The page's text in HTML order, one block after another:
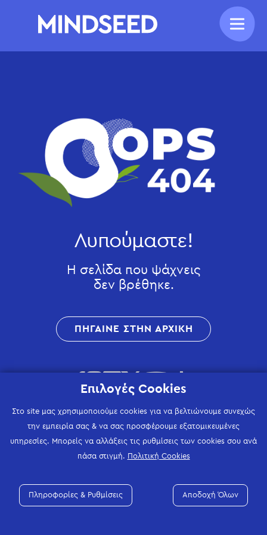
Λυπούμαστε!
Η σελίδα που ψάχνεις
δεν βρέθηκε.
ΠΗΓΑΙΝΕ ΣΤΗΝ ΑΡΧΙΚΗ
Επιλογές Cookies
Στο site μας χρησιμοποιούμε cookies για να βελτιώνουμε συνεχώς
την εμπειρία σας & να σας προσφέρουμε εξατομικευμένες
υπηρεσίες. Μπορείς να αλλάξεις τις ρυθμίσεις των cookies σου ανά
πάσα στιγμή. Πολιτική Cookies
Πληροφορίες & Ρυθμίσεις Αποδοχή Όλων